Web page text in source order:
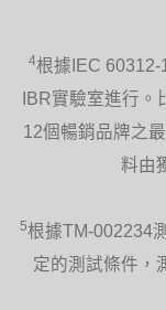
4根據IEC 60312-
IBR實驗室進行
12個暢銷品牌之
料由
5根據TM-002234
定的測試條件，